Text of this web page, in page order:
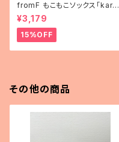
fromF もこもこソックス「karus
elli（メリーゴーランド）」
¥3,179
15%OFF
その他の商品